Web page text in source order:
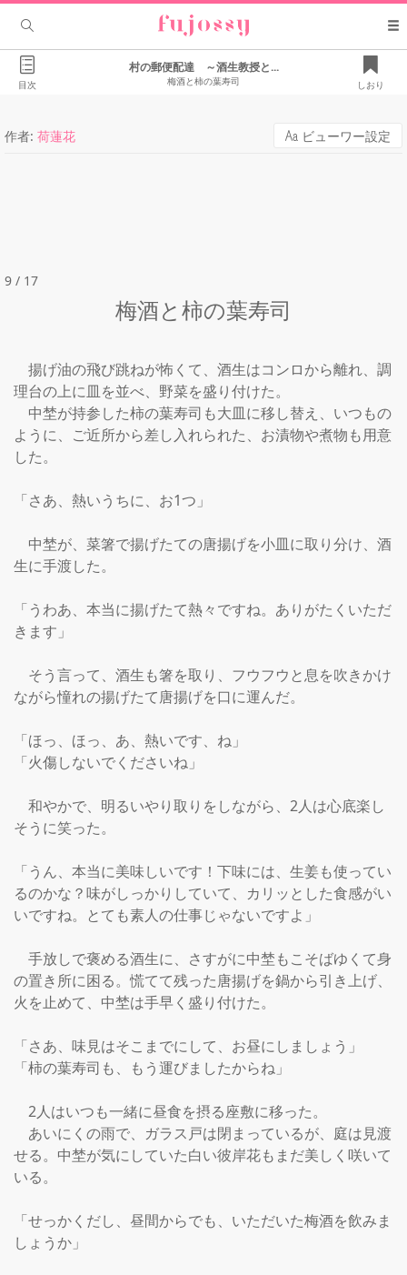
目次
村の郵便配達 ～酒生教授と...
梅酒と柿の葉寿司 しおり
作者: 荷蓮花 ビューワー設定
9 / 17
梅酒と柿の葉寿司
揚げ油の飛び跳ねが怖くて、酒生はコンロから離れ、調
理台の上に皿を並べ、野菜を盛り付けた。
中埜が持参した柿の葉寿司も大皿に移し替え、いつもの
ように、ご近所から差し入れられた、お漬物や煮物も用意
した。
「さあ、熱いうちに、お1つ」
中埜が、菜箸で揚げたての唐揚げを小皿に取り分け、酒
生に手渡した。
「うわあ、本当に揚げたて熱々ですね。ありがたくいただ
きます」
そう言って、酒生も箸を取り、フウフウと息を吹きかけ
ながら憧れの揚げたて唐揚げを口に運んだ。
「ほっ、ほっ、あ、熱いです、ね」
「火傷しないでくださいね」
和やかで、明るいやり取りをしながら、2人は心底楽し
そうに笑った。
「うん、本当に美味しいです！下味には、生姜も使ってい
るのかな？味がしっかりしていて、カリッとした食感がい
いですね。とても素人の仕事じゃないですよ」
手放しで褒める酒生に、さすがに中埜もこそばゆくて身
の置き所に困る。慌てて残った唐揚げを鍋から引き上げ、
火を止めて、中埜は手早く盛り付けた。
「さあ、味見はそこまでにして、お昼にしましょう」
「柿の葉寿司も、もう運びましたからね」
2人はいつも一緒に昼食を摂る座敷に移った。
あいにくの雨で、ガラス戸は閉まっているが、庭は見渡
せる。中埜が気にしていた白い彼岸花もまだ美しく咲いて
いる。
「せっかくだし、昼間からでも、いただいた梅酒を飲みま
しょうか」